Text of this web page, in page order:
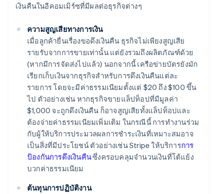
เงินคืนในอีคอมเมิร์ซที่มีผลต่อธุรกิจต่างๆ
ความสูญเสียทางการเงิน
เมื่อลูกค้ายื่นเรื่องขอดึงเงินคืน ธุรกิจไม่เพียงสูญเสีย
รายรับจากการขายเท่านั้น แต่ยังรวมถึงผลิตภัณฑ์ด้วย
(หากมีการจัดส่งไปแล้ว) นอกจากนี้ เครือข่ายบัตรยังมัก
เรียกเก็บเงินจากธุรกิจสําหรับการดึงเงินคืนแต่ละ
รายการ โดยจะมีค่าธรรมเนียมตั้งแต่ $20 ถึง $100 ขึ้น
ไป ตัวอย่างเช่น หากธุรกิจขายแล็ปท็อปที่มีมูลค่า
$1,000 จะถูกดึงเงินคืน ก็อาจสูญเสียทั้งแล็ปท็อปและ
ต้องจ่ายค่าธรรมเนียมเพิ่มเติม ในกรณีนี้ การทํางานร่วม
กับผู้ให้บริการประมวลผลการชําระเงินที่เหมาะสมอาจ
เป็นสิ่งที่มีประโยชน์ ตัวอย่างเช่น Stripe ให้บริการการ
ป้องกันการดึงเงินคืนซึ่งครอบคลุมจํานวนเงินที่โต้แย้ง
บวกค่าธรรมเนียม
ต้นทุนการปฏิบัติงาน